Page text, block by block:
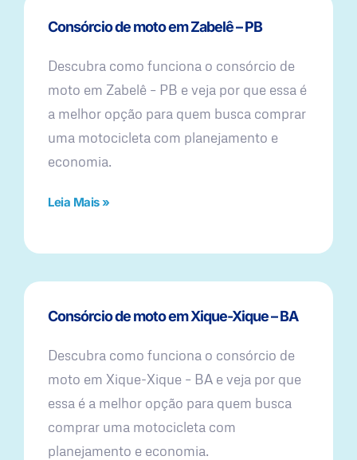
Consórcio de moto em Zabelê – PB
Descubra como funciona o consórcio de
moto em Zabelê – PB e veja por que essa é
a melhor opção para quem busca comprar
uma motocicleta com planejamento e
economia.
Leia Mais »
Consórcio de moto em Xique-Xique – BA
Descubra como funciona o consórcio de
moto em Xique-Xique – BA e veja por que
essa é a melhor opção para quem busca
comprar uma motocicleta com
planejamento e economia.